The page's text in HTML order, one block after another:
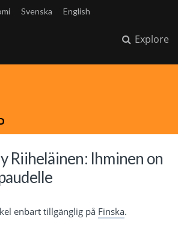
Svenska English
Explore
Riiheläinen: Ihminen on
enbart tillgänglig på Finska.